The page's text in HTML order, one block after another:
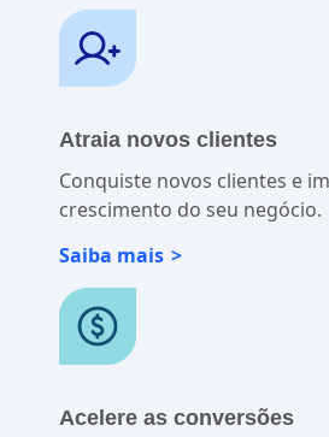
Atraia novos clientes
Conquiste novos clientes e
crescimento do seu negócio.
Saiba mais
Acelere as conversões